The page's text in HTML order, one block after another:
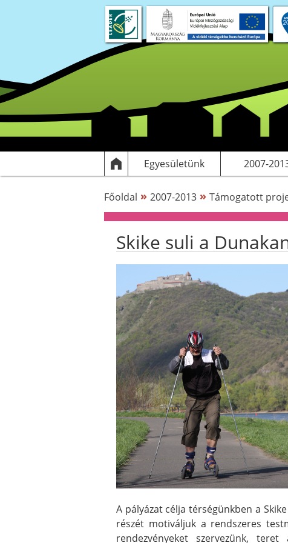
Egyesületünk 2007-
Főoldal » 2007-2013 » Támogatott
Skike suli a
A pályázat célja térségünkben a
részét motiváljuk a rendszeres
rendezvényeket szervezünk,
Rólunk Elérhetőségek
Dokumentumok Támogatott
Egyesülethez csatlakozás HFS